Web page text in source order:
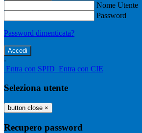
Nome Utente
Password
Password dimenticata?
-
Entra con SPID Entra con CIE
Seleziona utente
button close ×
Recupero password